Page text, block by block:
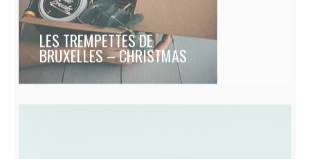
LES TREMPETTES DE
BRUXELLES – CHRISTMAS